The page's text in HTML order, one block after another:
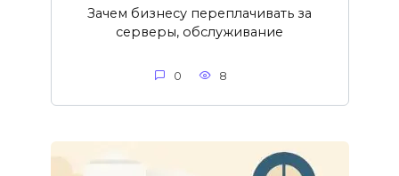
Зачем бизнесу переплачивать за
серверы, обслуживание
0 8